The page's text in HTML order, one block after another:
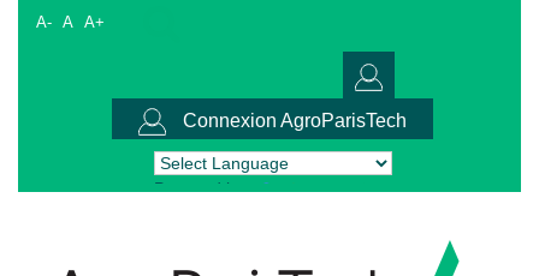
A- A A+
Connexion AgroParisTech
Powered by Translate